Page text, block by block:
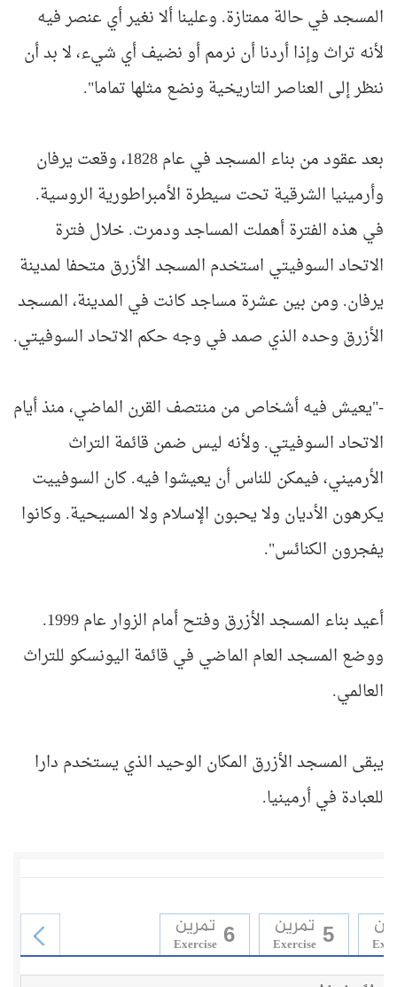
المسجد في حالة ممتازة. وعلينا ألا نغير أي عنصر فيه
لأنه تراث وإذا أردنا أن نرمم أو نضيف أي شيء، لا بد أن
ننظر إلى العناصر التاريخية ونضع مثلها تماما".
بعد عقود من بناء المسجد في عام 1828، وقعت يرفان
وأرمينيا الشرقية تحت سيطرة الأمبراطورية الروسية.
في هذه الفترة أهملت المساجد ودمرت. خلال فترة
الاتحاد السوفيتي استخدم المسجد الأزرق متحفا لمدينة
يرفان. ومن بين عشرة مساجد كانت في المدينة، المسجد
الأزرق وحده الذي صمد في وجه حكم الاتحاد السوفيتي.
-"يعيش فيه أشخاص من منتصف القرن الماضي، منذ أيام
الاتحاد السوفيتي. ولأنه ليس ضمن قائمة التراث
الأرميني، فيمكن للناس أن يعيشوا فيه. كان السوفييت
يكرهون الأديان ولا يحبون الإسلام ولا المسيحية. وكانوا
يفجرون الكنائس".
أعيد بناء المسجد الأزرق وفتح أمام الزوار عام 1999.
ووضع المسجد العام الماضي في قائمة اليونسكو للتراث
العالمي.
يبقى المسجد الأزرق المكان الوحيد الذي يستخدم دارا
للعبادة في أرمينيا.